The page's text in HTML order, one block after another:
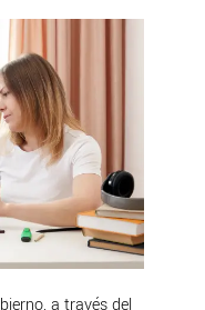
a través del